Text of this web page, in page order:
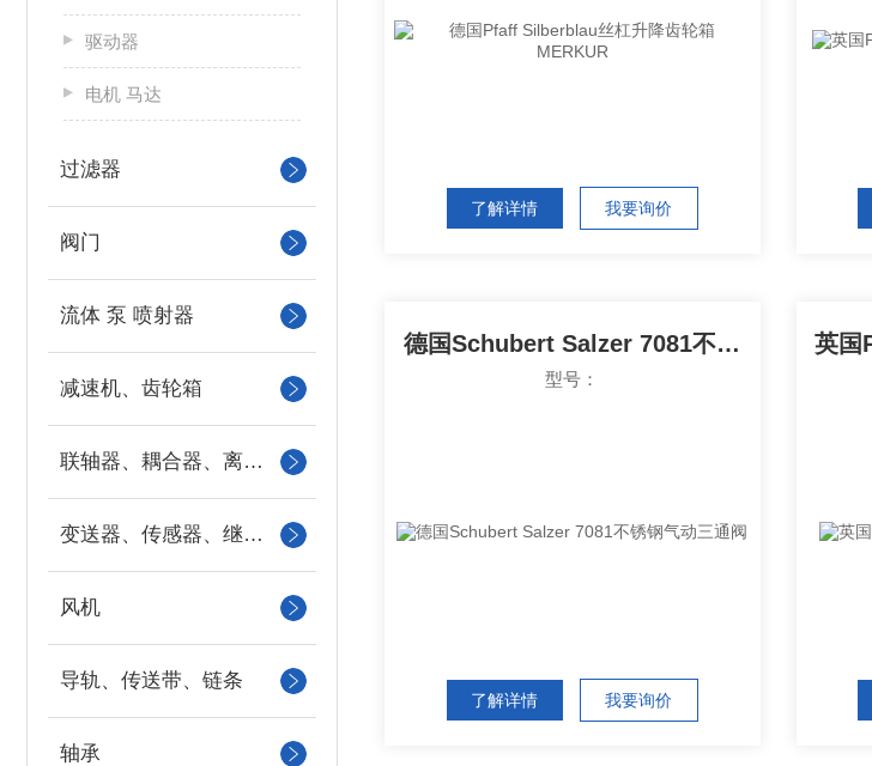
驱动器
电机 马达
过滤器
阀门
流体 泵 喷射器
减速机、齿轮箱
联轴器、耦合器、离合器
变送器、传感器、继电器
风机
导轨、传送带、链条
轴承
了解详情 我要询价
德国Schubert Salzer 7081不锈钢气动三通阀
型号：
了解详情 我要询价